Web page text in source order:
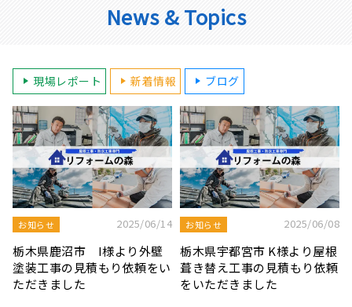
News & Topics
現場レポート 新着情報 ブログ
モルタル外壁の特徴と劣化症
状、メンテナンス方法を解説
令和7年度 結婚新生活支援補
助金が実施されます！